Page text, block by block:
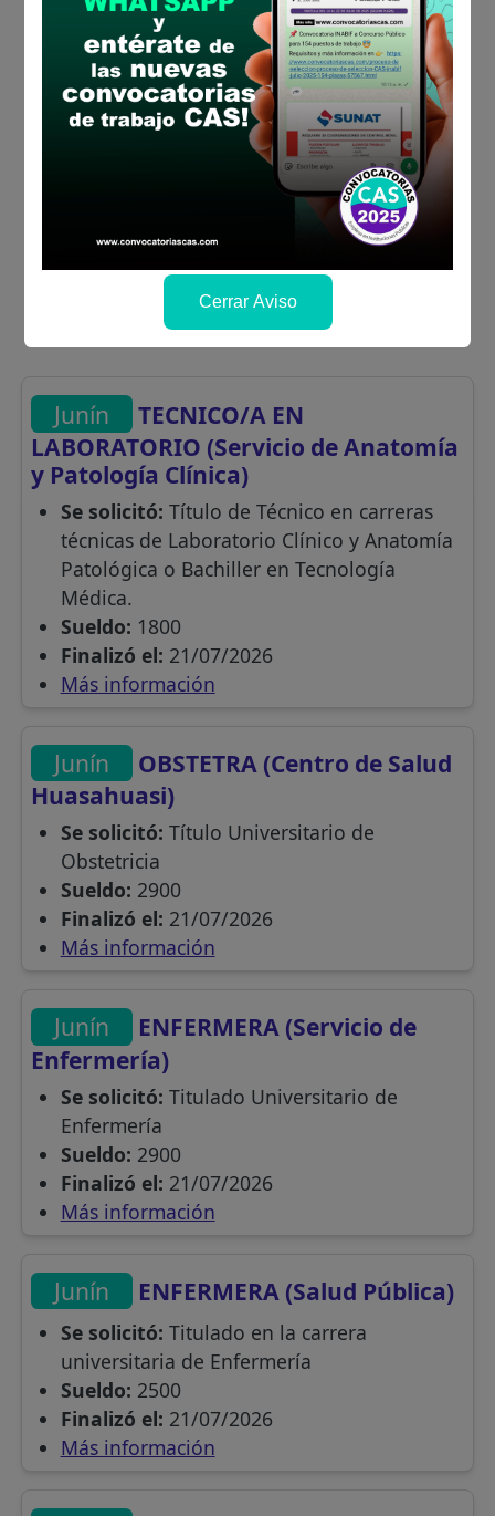
Junín
TECNICO/A EN
LABORATORIO (Servicio de Anatomía
y Patología Clínica)
Se solicitó: Título de Técnico en carreras
técnicas de Laboratorio Clínico y Anatomía
Patológica o Bachiller en Tecnología
Médica.
Sueldo: 1800
Finalizó el: 21/07/2026
Más información
Junín
OBSTETRA (Centro de Salud
Huasahuasi)
Se solicitó: Título Universitario de
Obstetricia
Sueldo: 2900
Finalizó el: 21/07/2026
Más información
Junín
ENFERMERA (Servicio de
Enfermería)
Se solicitó: Titulado Universitario de
Enfermería
Sueldo: 2900
Finalizó el: 21/07/2026
Más información
Junín ENFERMERA (Salud Pública)
Se solicitó: Titulado en la carrera
universitaria de Enfermería
Sueldo: 2500
Finalizó el: 21/07/2026
Más información
Cerrar Aviso